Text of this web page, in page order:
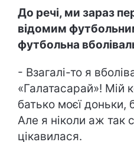
До речі, ми зараз
відомим
футбольна
- Взагалі-то я
«Галатасарай»! Мій
батько моєї доньки,
Але я ніколи аж так
цікавилася.